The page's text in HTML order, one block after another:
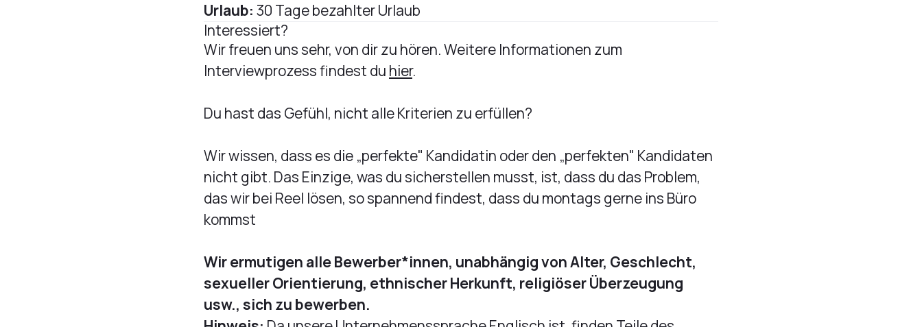
Urlaub: 30 Tage bezahlter Urlaub
Interessiert?
Wir freuen uns sehr, von dir zu hören. Weitere Informationen zum
Interviewprozess findest du hier.
Du hast das Gefühl, nicht alle Kriterien zu erfüllen?
Wir wissen, dass es die „perfekte" Kandidatin oder den „perfekten" Kandidaten
nicht gibt. Das Einzige, was du sicherstellen musst, ist, dass du das Problem,
das wir bei Reel lösen, so spannend findest, dass du montags gerne ins Büro
kommst
Wir ermutigen alle Bewerber*innen, unabhängig von Alter, Geschlecht,
sexueller Orientierung, ethnischer Herkunft, religiöser Überzeugung
usw., sich zu bewerben.